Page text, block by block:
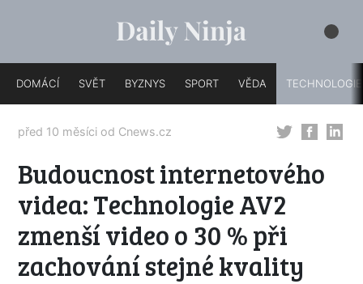
DOMÁCÍ SVĚT BYZNYS SPORT VĚDA TECHNOLOGIE
před 10 měsíci od Cnews.cz
Budoucnost internetového
videa: Technologie AV2
zmenší video o 30 % při
zachování stejné kvality